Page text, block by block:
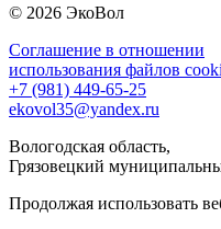
© 2026 ЭкоВол
Соглашение в отношении
использования файлов
+7 (981) 449-65-25
ekovol35@yandex.ru
Вологодская область,
Грязовецкий
Продолжая использовать